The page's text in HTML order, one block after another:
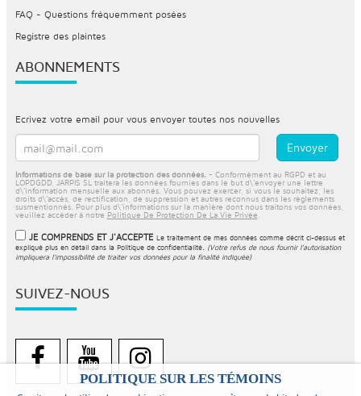
POLITIQUE SUR LES TÉMOINS
FAQ - Questions fréquemment posées
Registre des plaintes
ABONNEMENTS
Ecrivez votre email pour vous envoyer toutes nos nouvelles
Informations de base sur la protection des données. - Conformément au RGPD et au
LOPDGDD, JARPIS SL traitera les données fournies dans le but d\'envoyer une lettre
d\'information mensuelle aux abonnés. Vous pouvez exercer, si vous le souhaitez, les
droits d\'accès, de rectification, de suppression et autres reconnus dans les règlements
susmentionnés. Pour plus d\'informations sur la manière dont nous traitons vos données,
veuillez accéder à notre Politique De Protection De La Vie Privée
JE COMPRENDS ET J'ACCEPTE Le traitement de mes données comme décrit ci-dessus et
expliqué plus en détail dans la Politique de confidentialité. (Votre refus de nous fournir l'autorisation
impliquera l'impossibilité de traiter vos données pour la finalité indiquée)
SUIVEZ-NOUS